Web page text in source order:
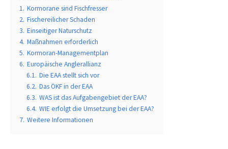
1. Kormorane sind Fischfresser
2. Fischereilicher Schaden
3. Einseitiger Naturschutz
4. Maßnahmen erforderlich
5. Kormoran-Managementplan
6. Europäische Anglerallianz
6.1. Die EAA stellt sich vor
6.2. Das ÖKF in der EAA
6.3. WAS ist das Aufgabengebiet der EAA?
6.4. WIE erfolgt die Umsetzung bei der EAA?
7. Weitere Informationen